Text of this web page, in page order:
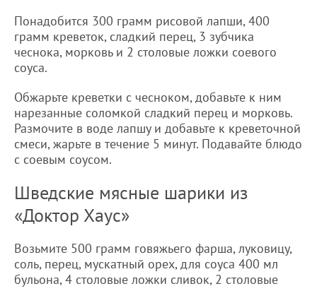
Понадобится 300 грамм рисовой лапши, 400
грамм креветок, сладкий перец, 3 зубчика
чеснока, морковь и 2 столовые ложки соевого
соуса.
Обжарьте креветки с чесноком, добавьте к ним
нарезанные соломкой сладкий перец и морковь.
Размочите в воде лапшу и добавьте к креветочной
смеси, жарьте в течение 5 минут. Подавайте блюдо
с соевым соусом.
Шведские мясные шарики из
«Доктор Хаус»
Возьмите 500 грамм говяжьего фарша, луковицу,
соль, перец, мускатный орех, для соуса 400 мл
бульона, 4 столовые ложки сливок, 2 столовые